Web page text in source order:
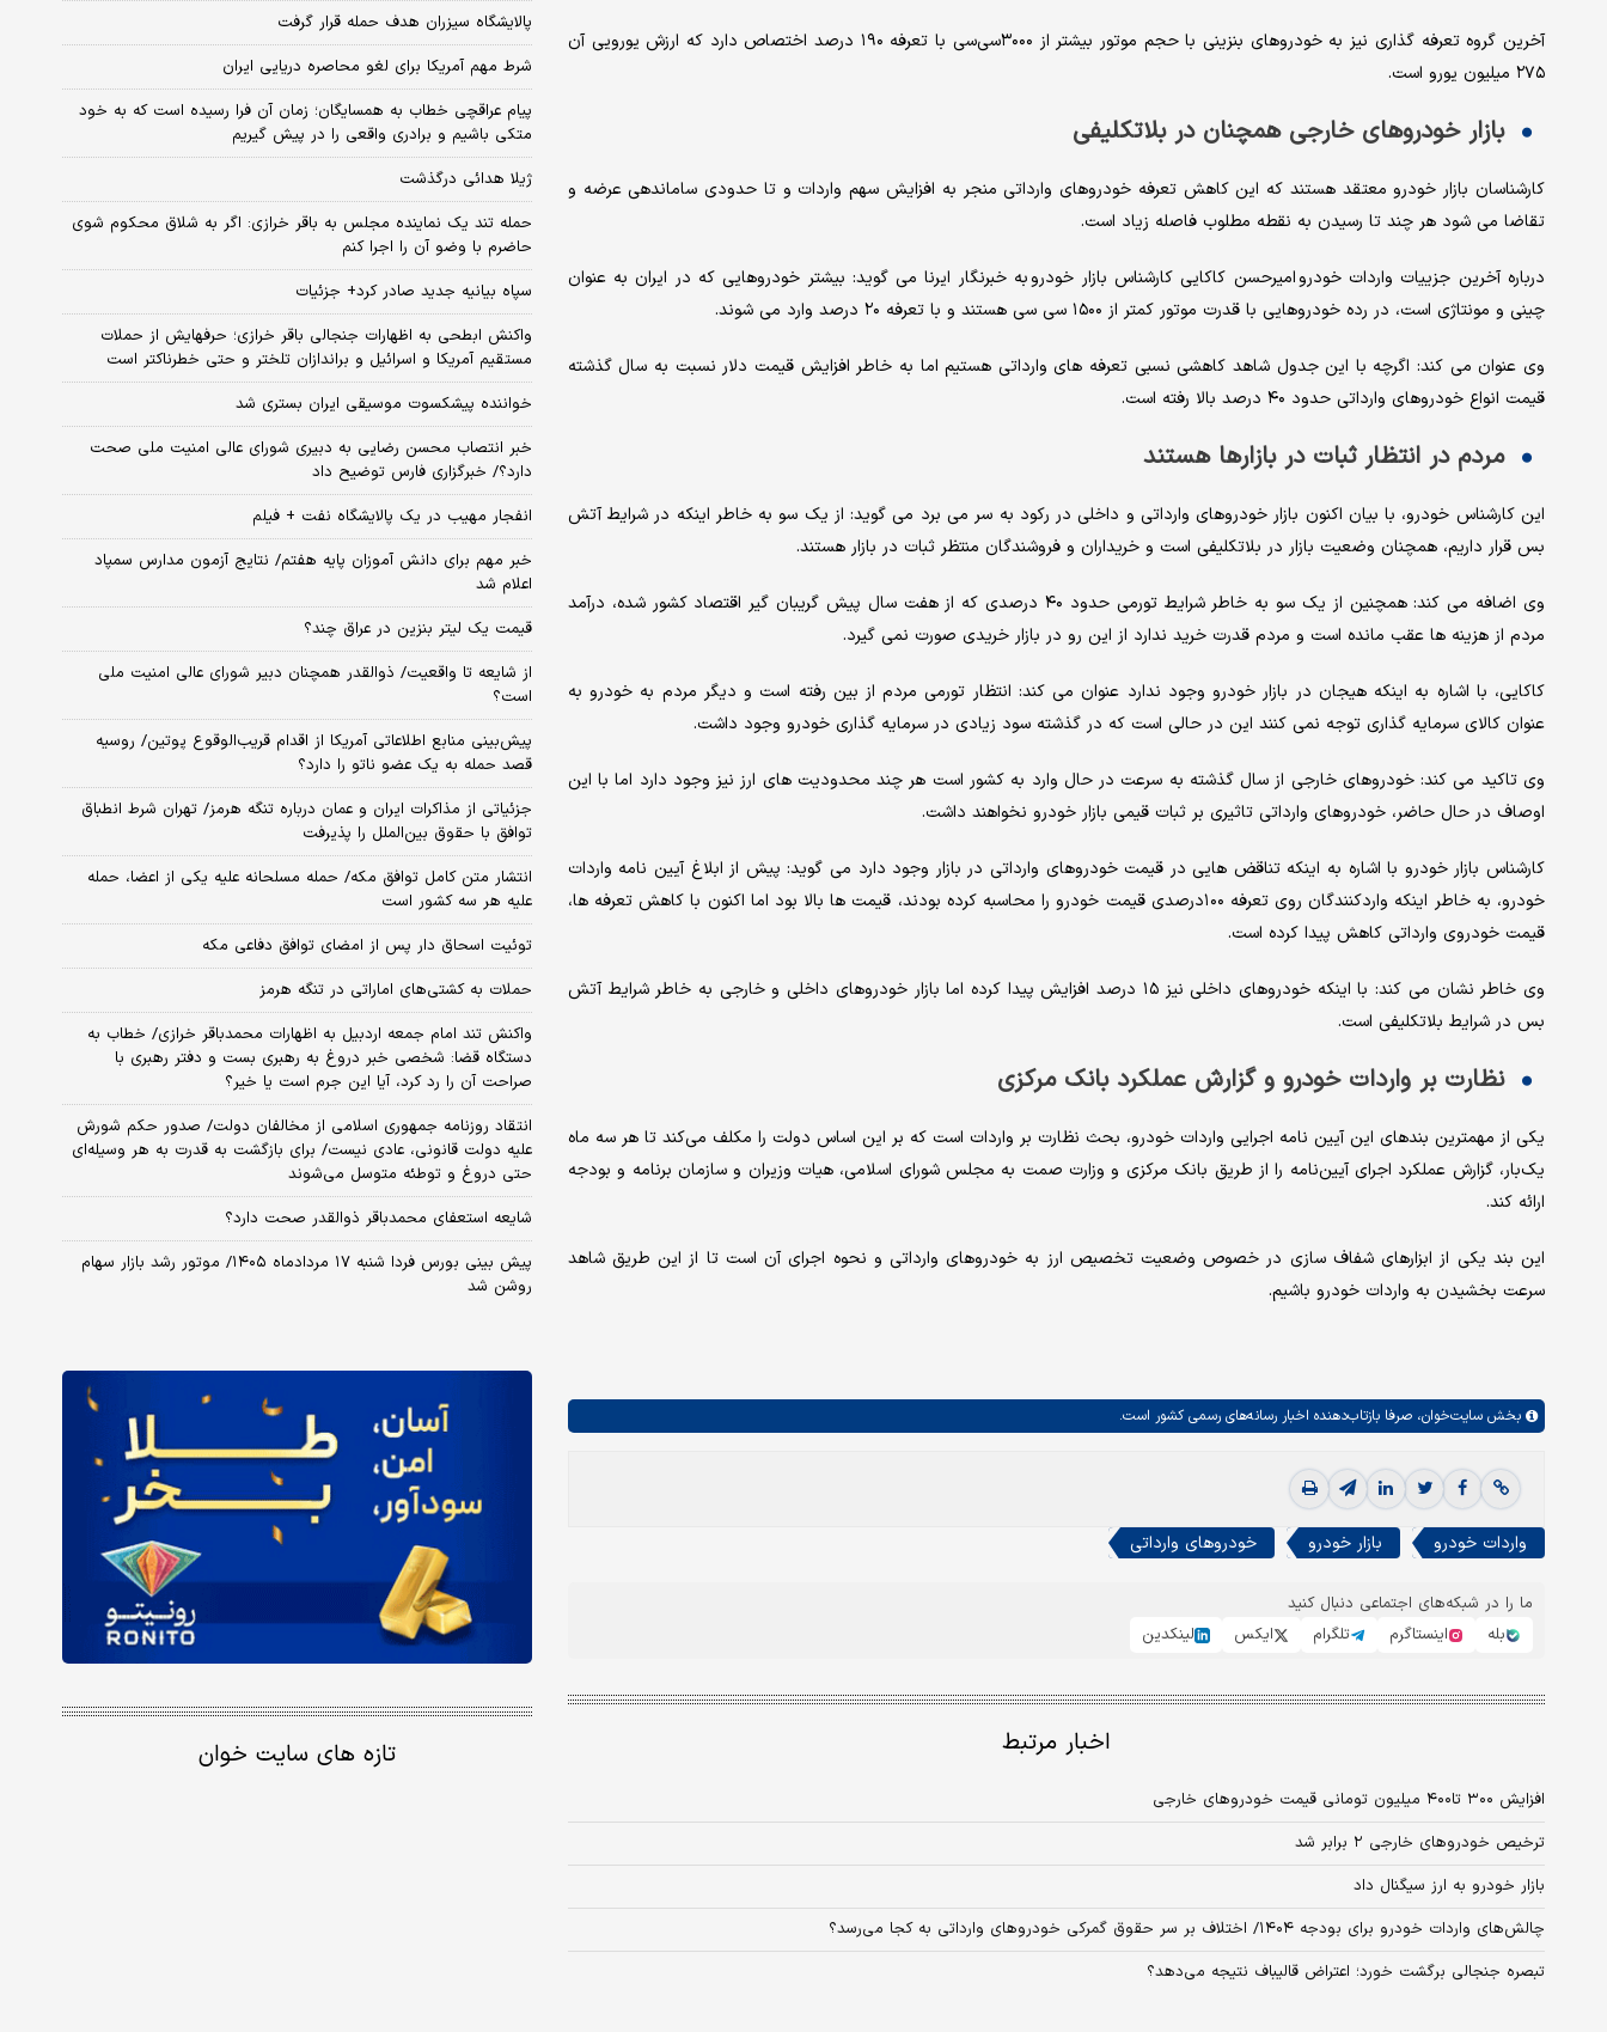
آخرین گروه تعرفه گذاری نیز به خودروهای بنزینی با حجم موتور بیشتر از ۳۰۰۰سی‌سی با تعرفه ۱۹۰ درصد اختصاص دارد که ارزش یورویی آن
۲۷۵ میلیون یورو است.
بازار خودروهای خارجی همچنان در بلاتکلیفی
کارشناسان بازار خودرو معتقد هستند که این کاهش تعرفه خودروهای وارداتی منجر به افزایش سهم واردات و تا حدودی ساماندهی عرضه و
تقاضا می شود هر چند تا رسیدن به نقطه مطلوب فاصله زیاد است.
درباره آخرین جزییات واردات خودرو امیرحسن کاکایی کارشناس بازار خودرو به خبرنگار ایرنا می گوید: بیشتر خودروهایی که در ایران به عنوان
چینی و مونتاژی است، در رده خودروهایی با قدرت موتور کمتر از ۱۵۰۰ سی سی هستند و با تعرفه ۲۰ درصد وارد می شوند.
وی عنوان می کند: اگرچه با این جدول شاهد کاهشی نسبی تعرفه های وارداتی هستیم اما به خاطر افزایش قیمت دلار نسبت به سال گذشته
قیمت انواع خودروهای وارداتی حدود ۴۰ درصد بالا رفته است.
مردم در انتظار ثبات در بازارها هستند
این کارشناس خودرو، با بیان اکنون بازار خودروهای وارداتی و داخلی در رکود به سر می برد می گوید: از یک سو به خاطر اینکه در شرایط آتش
بس قرار داریم، همچنان وضعیت بازار در بلاتکلیفی است و خریداران و فروشندگان منتظر ثبات در بازار هستند.
وی اضافه می کند: همچنین از یک سو به خاطر شرایط تورمی حدود ۴۰ درصدی که از هفت سال پیش گریبان گیر اقتصاد کشور شده، درآمد
مردم از هزینه ها عقب مانده است و مردم قدرت خرید ندارد از این رو در بازار خریدی صورت نمی گیرد.
کاکایی، با اشاره به اینکه هیجان در بازار خودرو وجود ندارد عنوان می کند: انتظار تورمی مردم از بین رفته است و دیگر مردم به خودرو به
عنوان کالای سرمایه گذاری توجه نمی کنند این در حالی است که در گذشته سود زیادی در سرمایه گذاری خودرو وجود داشت.
وی تاکید می کند: خودروهای خارجی از سال گذشته به سرعت در حال وارد به کشور است هر چند محدودیت های ارز نیز وجود دارد اما با این
اوصاف در حال حاضر، خودروهای وارداتی تاثیری بر ثبات قیمی بازار خودرو نخواهند داشت.
کارشناس بازار خودرو با اشاره به اینکه تناقض هایی در قیمت خودروهای وارداتی در بازار وجود دارد می گوید: پیش از ابلاغ آیین نامه واردات
خودرو، به خاطر اینکه واردکنندگان روی تعرفه ۱۰۰درصدی قیمت خودرو را محاسبه کرده بودند، قیمت ها بالا بود اما اکنون با کاهش تعرفه ها،
قیمت خودروی وارداتی کاهش پیدا کرده است.
وی خاطر نشان می کند: با اینکه خودروهای داخلی نیز ۱۵ درصد افزایش پیدا کرده اما بازار خودروهای داخلی و خارجی به خاطر شرایط آتش
بس در شرایط بلاتکلیفی است.
نظارت بر واردات خودرو و گزارش عملکرد بانک مرکزی
یکی از مهمترین بندهای این آیین نامه اجرایی واردات خودرو، بحث نظارت بر واردات است که بر این اساس دولت را مکلف می‌کند تا هر سه ماه
یک‌بار، گزارش عملکرد اجرای آیین‌نامه را از طریق بانک مرکزی و وزارت صمت به مجلس شورای اسلامی، هیات وزیران و سازمان برنامه و بودجه
ارائه کند.
این بند یکی از ابزارهای شفاف سازی در خصوص وضعیت تخصیص ارز به خودروهای وارداتی و نحوه اجرای آن است تا از این طریق شاهد
سرعت بخشیدن به واردات خودرو باشیم.
بخش سایت‌خوان، صرفا بازتاب‌دهنده اخبار رسانه‌های رسمی کشور است.
واردات خودرو بازار خودرو خودروهای وارداتی
ما را در شبکه‌های اجتماعی دنبال کنید
بله
اینستاگرم تلگرام ایکس لینکدین
اخبار مرتبط
افزایش ۳۰۰ تا۴۰۰ میلیون تومانی قیمت خودروهای خارجی
ترخیص خودروهای خارجی ۲ برابر شد
بازار خودرو به ارز سیگنال داد
چالش‌های واردات خودرو برای بودجه ۱۴۰۴/ اختلاف بر سر حقوق گمرکی خودروهای وارداتی به کجا می‌رسد؟
تبصره جنجالی برگشت خورد؛ اعتراض قالیباف نتیجه می‌دهد؟
پالایشگاه سیزران هدف حمله قرار گرفت
شرط مهم آمریکا برای لغو محاصره دریایی ایران
پیام عراقچی خطاب به همسایگان؛ زمان آن فرا رسیده است که به خود
متکی باشیم و برادری واقعی را در پیش گیریم
ژیلا هدائی درگذشت
حمله تند یک نماینده مجلس به باقر خرازی: اگر به شلاق محکوم شوی
حاضرم با وضو آن را اجرا کنم
سپاه بیانیه جدید صادر کرد+ جزئیات
واکنش ابطحی به اظهارات جنجالی باقر خرازی؛ حرفهایش از حملات
مستقیم آمریکا و اسرائیل و براندازان تلختر و حتی خطرناکتر است
خواننده پیشکسوت موسیقی ایران بستری شد
خبر انتصاب محسن رضایی به دبیری شورای عالی امنیت ملی صحت
دارد؟/ خبرگزاری فارس توضیح داد
انفجار مهیب در یک پالایشگاه نفت + فیلم
خبر مهم برای دانش آموزان پایه هفتم/ نتایج آزمون مدارس سمپاد
اعلام شد
قیمت یک لیتر بنزین در عراق چند؟
از شایعه تا واقعیت/ ذوالقدر همچنان دبیر شورای ‌عالی امنیت ملی
است؟
پیش‌بینی منابع اطلاعاتی آمریکا از اقدام قریب‌الوقوع پوتین/ روسیه
قصد حمله به یک عضو ناتو را دارد؟
جزئیاتی از مذاکرات ایران و عمان درباره تنگه هرمز/ تهران شرط انطباق
توافق با حقوق بین‌الملل را پذیرفت
انتشار متن کامل توافق مکه/ حمله مسلحانه علیه یکی از اعضا، حمله
علیه هر سه کشور است
توئیت اسحاق دار پس از امضای توافق دفاعی مکه
حملات به کشتی‌های اماراتی در تنگه هرمز
واکنش تند امام جمعه اردبیل به اظهارات محمدباقر خرازی/ خطاب به
دستگاه قضا: شخصی خبر دروغ به رهبری بست و دفتر رهبری با
صراحت آن را رد کرد، آیا این جرم است یا خیر؟
انتقاد روزنامه جمهوری اسلامی از مخالفان دولت/ صدور حکم شورش
علیه دولت قانونی، عادی نیست/ برای بازگشت به قدرت به هر وسیله‌ای
حتی دروغ و توطئه متوسل می‌شوند
شایعه استعفای محمدباقر ذوالقدر صحت دارد؟
پیش بینی بورس فردا شنبه ۱۷ مردادماه ۱۴۰۵/ موتور رشد بازار سهام
روشن شد
تازه های سایت خوان